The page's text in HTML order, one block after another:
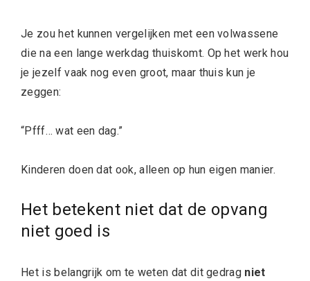
Je zou het kunnen vergelijken met een volwassene
die na een lange werkdag thuiskomt. Op het werk hou
je jezelf vaak nog even groot, maar thuis kun je
zeggen:
“Pfff… wat een dag.”
Kinderen doen dat ook, alleen op hun eigen manier.
Het betekent niet dat de opvang
niet goed is
Het is belangrijk om te weten dat dit gedrag niet